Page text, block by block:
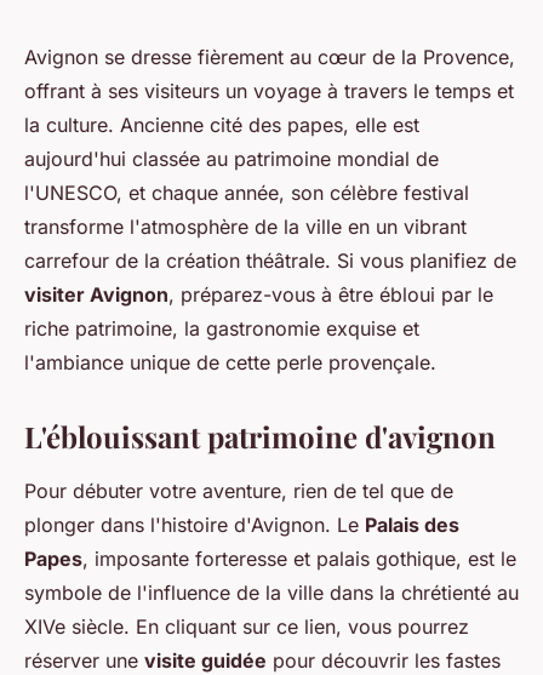
Quelles sont les activités
incontournables lors d'un
passage à Avignon ?
Pauline•9 janvier 2024• 2 min de lecture
Avignon se dresse fièrement au cœur de la Provence,
offrant à ses visiteurs un voyage à travers le temps et
la culture. Ancienne cité des papes, elle est
aujourd'hui classée au patrimoine mondial de
l'UNESCO, et chaque année, son célèbre festival
transforme l'atmosphère de la ville en un vibrant
carrefour de la création théâtrale. Si vous planifiez de
visiter Avignon, préparez-vous à être ébloui par le
riche patrimoine, la gastronomie exquise et
l'ambiance unique de cette perle provençale.
L'éblouissant patrimoine d'avignon
Pour débuter votre aventure, rien de tel que de
plonger dans l'histoire d'Avignon. Le Palais des
Papes, imposante forteresse et palais gothique, est le
symbole de l'influence de la ville dans la chrétienté au
XIVe siècle. En cliquant sur ce lien, vous pourrez
réserver une visite guidée pour découvrir les fastes